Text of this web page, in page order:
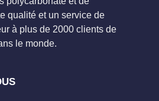
qualité et un service de
à plus de 2000 clients de
le monde.